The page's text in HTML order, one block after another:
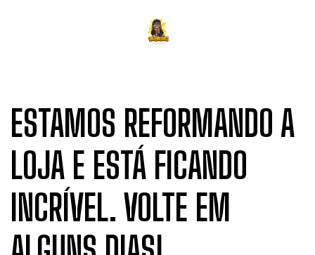
ESTAMOS REFORMANDO A
LOJA E ESTÁ FICANDO
INCRÍVEL. VOLTE EM